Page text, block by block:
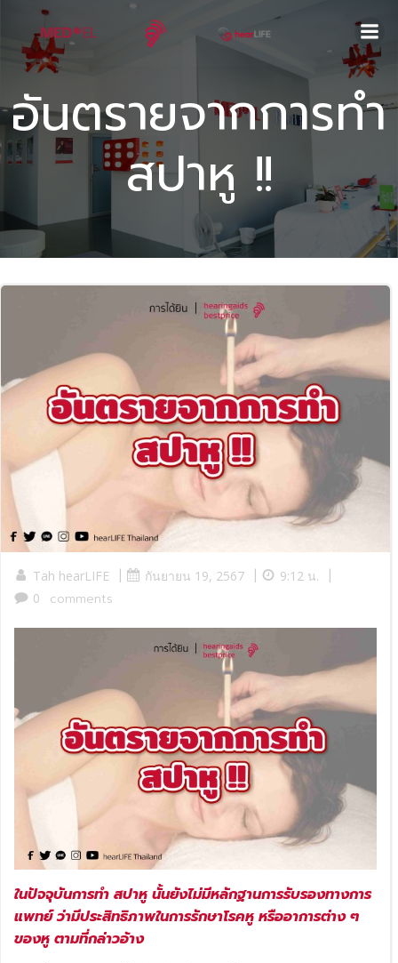
content
อันตรายจากการทำ
สปาหู !!
Tah hearLIFE | กันยายน 19, 2567 | 9:12 น. |
0 comments
ในปัจจุบันการทำ สปาหู นั้นยังไม่มีหลักฐานการรับรองทางการ
แพทย์ ว่ามีประสิทธิภาพในการรักษาโรคหู หรืออาการต่าง ๆ
ของหู ตามที่กล่าวอ้าง